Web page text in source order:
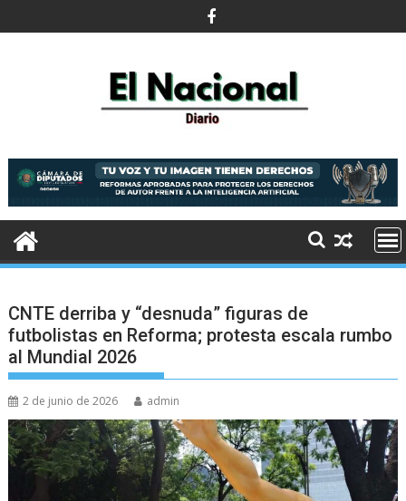
al
CNTE derriba y “desnuda” figuras de
futbolistas en Reforma; protesta escala rumbo
al Mundial 2026
2 de junio de 2026 admin